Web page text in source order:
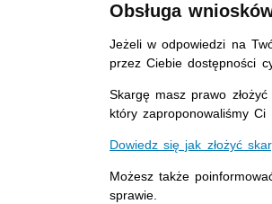
Obsługa
Jeżeli w odpowiedzi na
przez Ciebie dostępności
Skargę masz prawo
który zaproponowaliśmy
Dowiedz się jak złożyć
Możesz także
sprawie.